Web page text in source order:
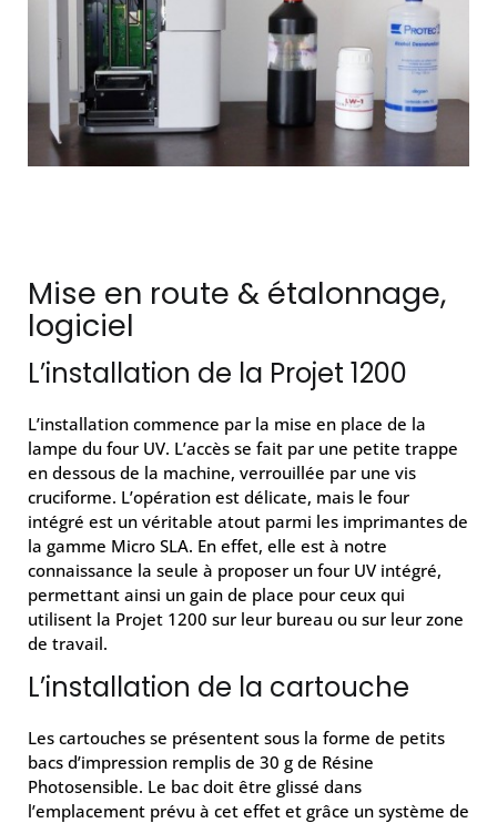
Mise en route & étalonnage,
logiciel
L’installation de la Projet 1200
L’installation commence par la mise en place de la
lampe du four UV. L’accès se fait par une petite trappe
en dessous de la machine, verrouillée par une vis
cruciforme. L’opération est délicate, mais le four
intégré est un véritable atout parmi les imprimantes de
la gamme Micro SLA. En effet, elle est à notre
connaissance la seule à proposer un four UV intégré,
permettant ainsi un gain de place pour ceux qui
utilisent la Projet 1200 sur leur bureau ou sur leur zone
de travail.
L’installation de la cartouche
Les cartouches se présentent sous la forme de petits
bacs d’impression remplis de 30 g de Résine
Photosensible. Le bac doit être glissé dans
l’emplacement prévu à cet effet et grâce un système de